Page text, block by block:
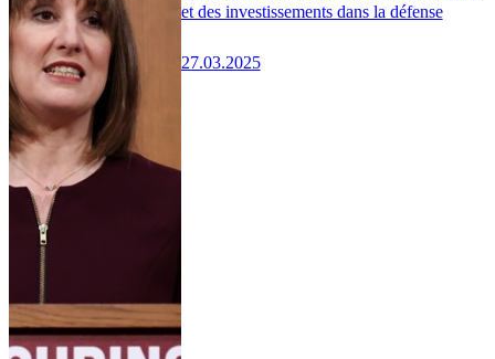
et des investissements dans la défense
27.03.2025